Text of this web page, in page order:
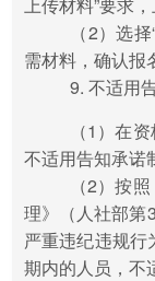
（2）选
需材料，确认报
9. 不适用
（1）在
不适用告知承诺
（2）按
理》（人社部第
严重违纪违规
期内的人员，不